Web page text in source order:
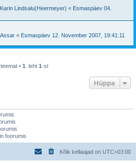
Karin Lindsalu(Heermeyer) « Esmaspäev 04.
Assar « Esmaspäev 12. November 2007, 19:41:11
• 1 . leht 1-st
Hüppa
foorumis
Kõik kellaajad on UTC+03:00